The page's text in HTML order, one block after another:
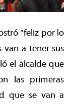
“feliz por lo
van a tener sus
el alcalde que
las primeras
que se van a